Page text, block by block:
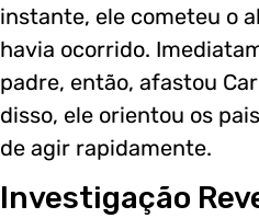
instante, ele cometeu o
havia ocorrido.
padre, então, afastou
disso, ele orientou os
de agir rapidamente.
Investigação